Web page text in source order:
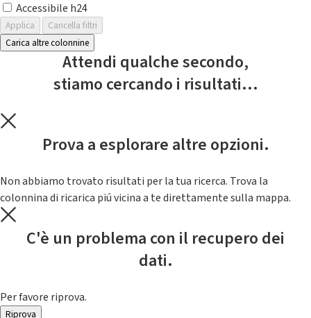
Accessibile h24
Applica
Cancella filtri
Carica altre colonnine
Attendi qualche secondo,
stiamo cercando i risultati...
Prova a esplorare altre opzioni.
Non abbiamo trovato risultati per la tua ricerca. Trova la
colonnina di ricarica piú vicina a te direttamente sulla mappa.
C'è un problema con il recupero dei
dati.
Per favore riprova.
Riprova